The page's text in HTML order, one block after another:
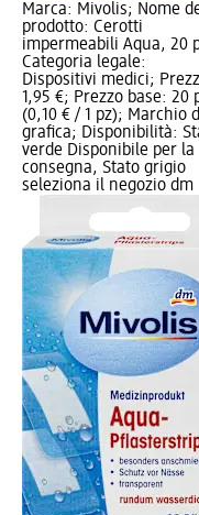
Marca: Mivolis; Nome
prodotto: Cerotti
impermeabili Aqua, 20
Categoria legale:
Dispositivi medici;
1,95 €; Prezzo base: 20
(0,10 € / 1 pz); Marchio
grafica; Disponibilità:
verde Disponibile per la
consegna, Stato grigio
seleziona il negozio dm